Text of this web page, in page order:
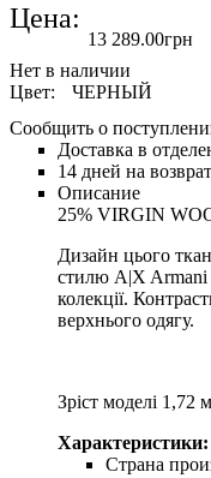
Цена:
13 289.00грн
Цвет:
ЧЕРНЫЙ
Сообщить о
Доставка в
14 дней на
Описание
25% VIRGIN
Дизайн цього
стилю A|X Armani
колекції.
верхнього одягу.
Зріст моделі 1,72
Характеристики:
Страна